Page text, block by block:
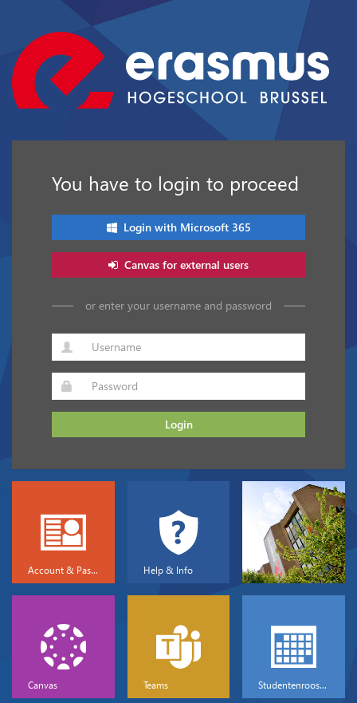
You have to login to proceed
Login with Microsoft 365
Canvas for external users
or enter your username and password
Login
Account & Password Help & Info
Canvas Teams Studentenrooster